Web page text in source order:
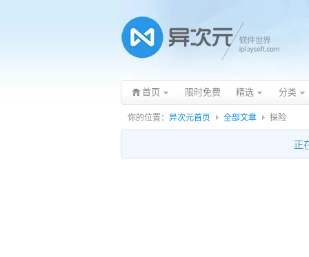
首页 限时免费 精选 分类
你的位置： 异次元首页 全部文章 探险
正